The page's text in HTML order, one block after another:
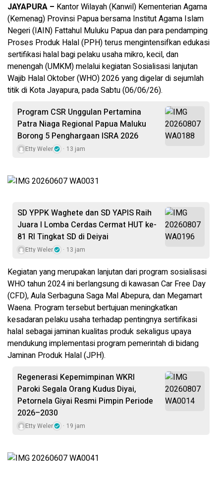
JAYAPURA – Kantor Wilayah (Kanwil) Kementerian Agama
(Kemenag) Provinsi Papua bersama Institut Agama Islam
Negeri (IAIN) Fattahul Muluku Papua dan para pendamping
Proses Produk Halal (PPH) terus mengintensifkan edukasi
sertifikasi halal bagi pelaku usaha mikro, kecil, dan
menengah (UMKM) melalui kegiatan Sosialisasi lanjutan
Wajib Halal Oktober (WHO) 2026 yang digelar di sejumlah
titik di Kota Jayapura, pada Sabtu (06/06/26).
Program CSR Unggulan Pertamina
Patra Niaga Regional Papua Maluku
Borong 5 Penghargaan ISRA 2026
Etty Weler 13 jam
SD YPPK Waghete dan SD YAPIS Raih
Juara I Lomba Cerdas Cermat HUT ke-
81 RI Tingkat SD di Deiyai
Etty Weler 13 jam
Kegiatan yang merupakan lanjutan dari program sosialisasi
WHO tahun 2024 ini berlangsung di kawasan Car Free Day
(CFD), Aula Serbaguna Saga Mal Abepura, dan Megamart
Waena. Program tersebut bertujuan meningkatkan
kesadaran pelaku usaha terhadap pentingnya sertifikasi
halal sebagai jaminan kualitas produk sekaligus upaya
mendukung implementasi program pemerintah di bidang
Jaminan Produk Halal (JPH).
Regenerasi Kepemimpinan WKRI
Paroki Segala Orang Kudus Diyai,
Petornela Giyai Resmi Pimpin Periode
2026–2030
Etty Weler 19 jam